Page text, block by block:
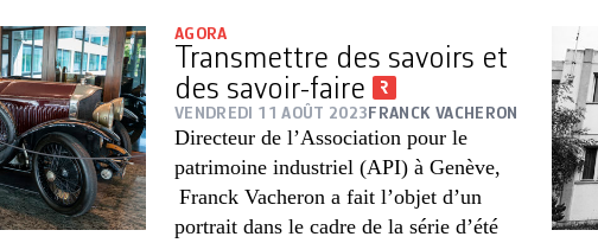
AGORA
Transmettre des savoirs et
des savoir-faire
VENDREDI 11 AOÛT 2023 FRANCK VACHERON
Directeur de l’Association pour le
patrimoine industriel (API) à Genève,
Franck Vacheron a fait l’objet d’un
portrait dans le cadre de la série d’été